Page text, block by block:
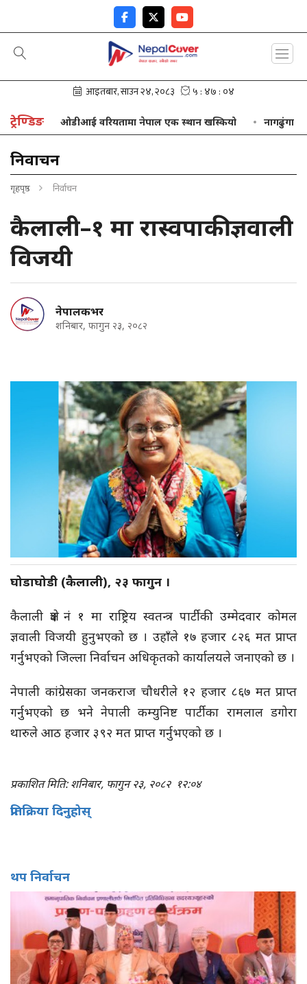
ट्रेण्डिङओडीआई वरियतामा नेपाल एक स्थान खस्कियो नागढुंगा
निर्वाचन
गृहपृष्ठ निर्वाचन
कैलाली–१ मा रास्वपाकी ज्ञवाली
विजयी
नेपालकभर
शनिबार, फागुन २३, २०८२
घोडाघोडी (कैलाली), २३ फागुन ।
कैलाली क्षेत्र नं १ मा राष्ट्रिय स्वतन्त्र पार्टीकी उम्मेदवार कोमल
ज्ञवाली विजयी हुनुभएको छ । उहाँले १७ हजार ८२६ मत प्राप्त
गर्नुभएको जिल्ला निर्वाचन अधिकृतको कार्यालयले जनाएको छ ।
नेपाली कांग्रेसका जनकराज चौधरीले १२ हजार ८६७ मत प्राप्त
गर्नुभएको छ भने नेपाली कम्युनिष्ट पार्टीका रामलाल डगोरा
थारुले आठ हजार ३९२ मत प्राप्त गर्नुभएको छ ।
प्रकाशित मिति: शनिबार, फागुन २३, २०८२ १२:०४
प्रतिक्रिया दिनुहोस्
थप निर्वाचन